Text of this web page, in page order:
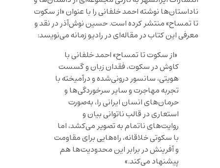
ناداستان‌ها نوشته احمد خلفانی را با عنوان «از سکوت
تا تمساح» منتشر کرده است. حسین نوش‌آذر در نقد و
معرفی این کتاب در مقاله‌ای در رادیو زمانه می‌نویسد:
«از سکوت تا تمساح» احمد خلفانی با
کاوش در سکوت، فقدان زبان و گسست
هویتی، سانسور درونی‌شده و درآمیخته با
تجربه مهاجرت و سایر سرخوردگی‌ها و
حرمان‌های انسان ایرانی را، به‌صورت
استعاری در قالب ناتوانی بیان و
روایت‌های ناتمام به تصویر می‌کشد، اما
با سکوتی خلاقانه، راه‌هایی برای مقاومت
و آفرینش در برابر این محدودیت‌ها هم
پیشنهاد می‌کند.»